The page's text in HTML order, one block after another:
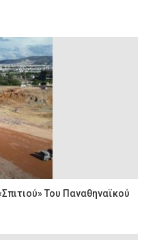
Του Παναθηναϊκού